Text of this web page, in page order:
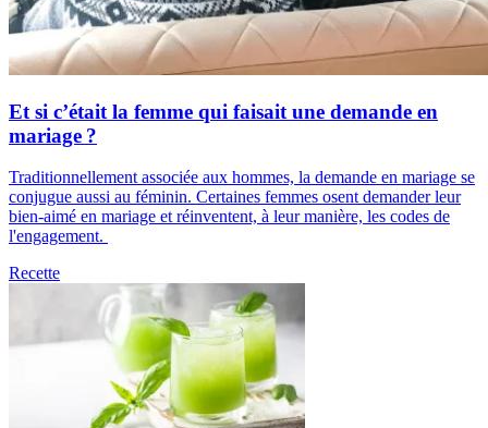
Et si c’était la femme qui faisait une demande en
mariage ?
Traditionnellement associée aux hommes, la demande en mariage se
conjugue aussi au féminin. Certaines femmes osent demander leur
bien-aimé en mariage et réinventent, à leur manière, les codes de
l'engagement.
Recette